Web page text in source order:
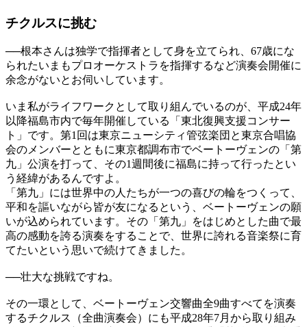
チクルスに挑む
──根本さんは独学で指揮者として身を立てられ、67歳にな
られたいまもプロオーケストラを指揮するなど演奏会開催に
余念がないとお伺いしています。
いま私がライフワークとして取り組んでいるのが、平成24年
以降福島市内で毎年開催している「東北復興支援コンサー
ト」です。第1回は東京ニューシティ管弦楽団と東京合唱協
会のメンバーとともに東京都調布市でベートーヴェンの「第
九」公演を打って、その1週間後に福島に持って行ったとい
う経緯があるんですよ。
「第九」には世界中の人たちが一つの喜びの輪をつくって、
平和を謳いながら皆が友になるという、ベートーヴェンの願
いが込められています。その「第九」をはじめとした曲で最
高の感動を誇る演奏をすることで、世界に誇れる音楽祭に育
てたいという思いで続けてきました。
──壮大な挑戦ですね。
その一環として、ベートーヴェン交響曲全9曲すべてを演奏
するチクルス（全曲演奏会）にも平成28年7月から取り組み